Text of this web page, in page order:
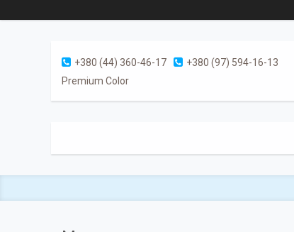
+380 (44) 360-46-17
+380 (97) 594-16-13
Premium Color